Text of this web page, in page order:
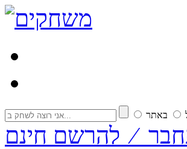
באתר
⁄ להרשם חינם